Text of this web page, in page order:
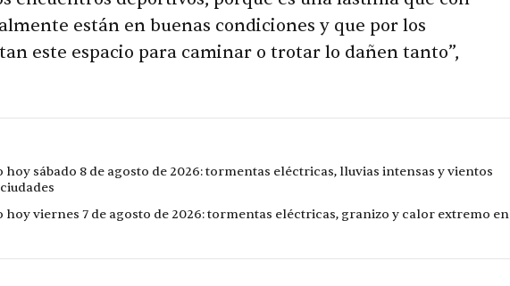
están en buenas condiciones y que por los
este espacio para caminar o trotar lo dañen tanto”,
hoy sábado 8 de agosto de 2026: tormentas eléctricas, lluvias intensas y vientos
hoy viernes 7 de agosto de 2026: tormentas eléctricas, granizo y calor extremo en